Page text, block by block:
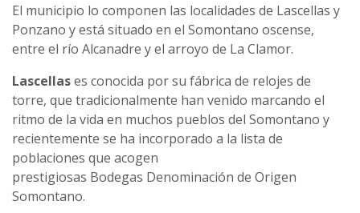
El municipio lo componen las localidades de Lascellas y
Ponzano y está situado en el Somontano oscense,
entre el río Alcanadre y el arroyo de La Clamor.
Lascellases conocida por su fábrica de relojes de
torre, que tradicionalmente han venido marcando el
ritmo de la vida en muchos pueblos del Somontano y
recientemente se ha incorporado a la lista de
poblaciones que acogen
prestigiosas Bodegas Denominación de Origen
Somontano.